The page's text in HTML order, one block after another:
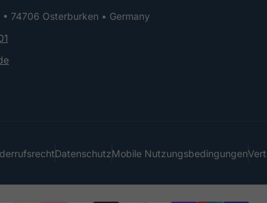
74706 Osterburken • Germany
DatenschutzMobile Nutzungsbedingungen